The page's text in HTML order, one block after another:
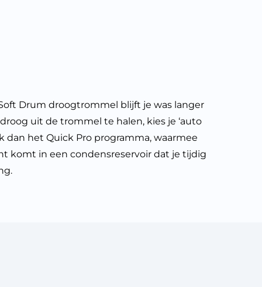
Drum droogtrommel blijft je was langer
uit de trommel te halen, kies je ‘auto
dan het Quick Pro programma, waarmee
komt in een condensreservoir dat je tijdig